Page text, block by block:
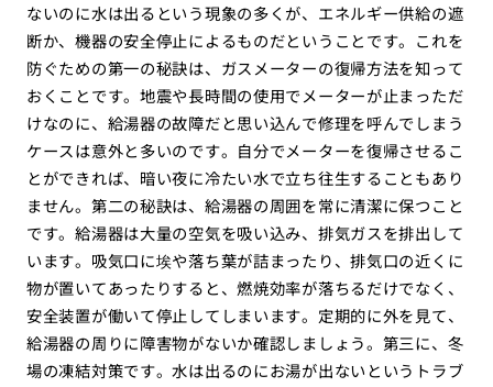
ないのに水は出るという現象の多くが、エネルギー供給の遮
断か、機器の安全停止によるものだということです。これを
防ぐための第一の秘訣は、ガスメーターの復帰方法を知って
おくことです。地震や長時間の使用でメーターが止まっただ
けなのに、給湯器の故障だと思い込んで修理を呼んでしまう
ケースは意外と多いのです。自分でメーターを復帰させるこ
とができれば、暗い夜に冷たい水で立ち往生することもあり
ません。第二の秘訣は、給湯器の周囲を常に清潔に保つこと
です。給湯器は大量の空気を吸い込み、排気ガスを排出して
います。吸気口に埃や落ち葉が詰まったり、排気口の近くに
物が置いてあったりすると、燃焼効率が落ちるだけでなく、
安全装置が働いて停止してしまいます。定期的に外を見て、
給湯器の周りに障害物がないか確認しましょう。第三に、冬
場の凍結対策です。水は出るのにお湯が出ないというトラブ